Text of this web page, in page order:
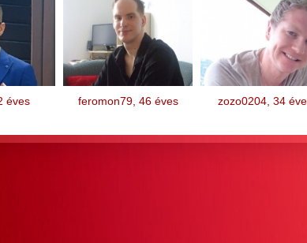
éves feromon79, 46 éves zozo0204, 34